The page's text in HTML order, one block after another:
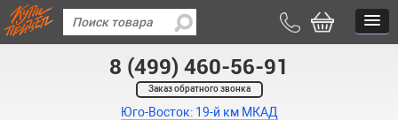
8 (499) 460-56-91
Заказ обратного звонка
Юго-Восток: 19-й км МКАД